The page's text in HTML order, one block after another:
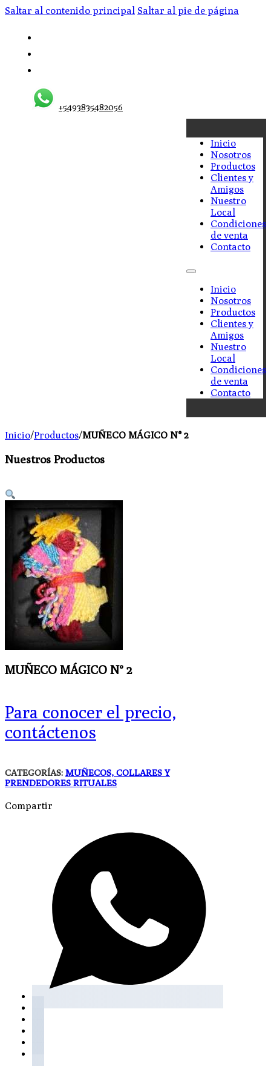
Saltar al contenido principal Saltar al pie de página
+5493835482056
Inicio
Nosotros
Productos
Clientes y
Amigos
Nuestro
Local
Condiciones
de venta
Contacto
Inicio
Nosotros
Productos
Clientes y
Amigos
Nuestro
Local
Condiciones
de venta
Contacto
Inicio/Productos/MUÑECO MÁGICO N° 2
Nuestros Productos
MUÑECO MÁGICO N° 2
Para conocer el precio,
contáctenos
CATEGORÍAS: MUÑECOS, COLLARES Y
PRENDEDORES RITUALES
Compartir